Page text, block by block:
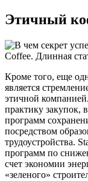
Этичный
Кроме того, еще
является
этичной
практику закупок,
программ
посредством
трудоустройства.
программ по
счет экономии
«зеленого»